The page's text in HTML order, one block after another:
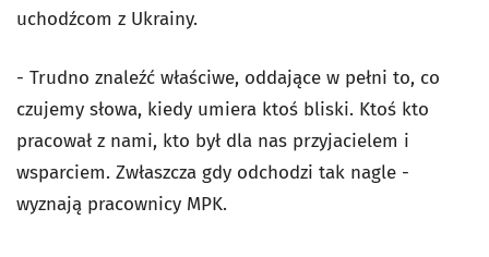
uchodźcom z Ukrainy.
- Trudno znaleźć właściwe, oddające w pełni to, co
czujemy słowa, kiedy umiera ktoś bliski. Ktoś kto
pracował z nami, kto był dla nas przyjacielem i
wsparciem. Zwłaszcza gdy odchodzi tak nagle -
wyznają pracownicy MPK.